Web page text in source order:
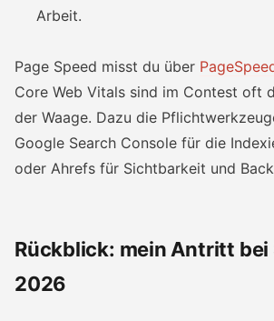
Arbeit.
Page Speed misst du über
Core Web Vitals sind im Contest oft
der Waage. Dazu die
Google Search Console für die
oder Ahrefs für Sichtbarkeit und
Rückblick: mein Antritt bei
2026